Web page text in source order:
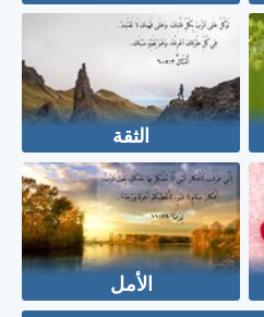
الثقة
الأمل